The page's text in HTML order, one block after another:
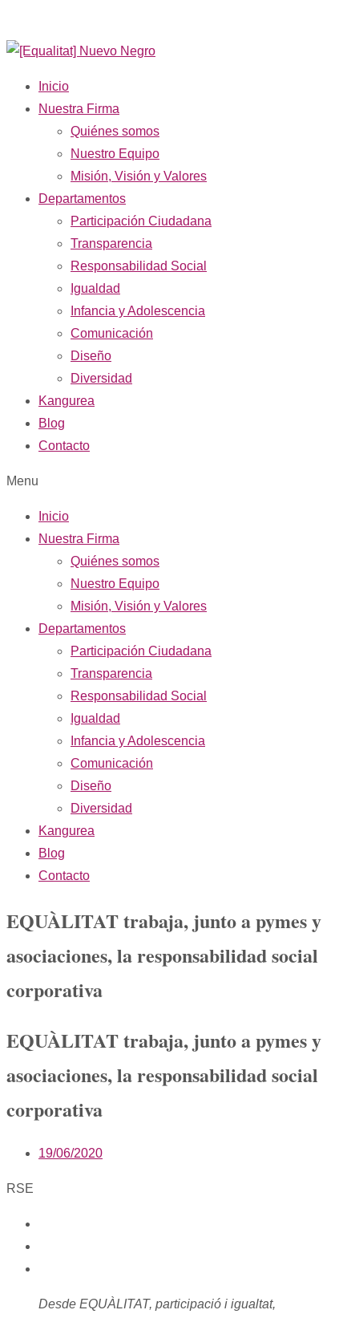
Inicio
Nuestra Firma
Quiénes somos
Nuestro Equipo
Misión, Visión y Valores
Departamentos
Participación Ciudadana
Transparencia
Responsabilidad Social
Igualdad
Infancia y Adolescencia
Comunicación
Diseño
Diversidad
Kangurea
Blog
Contacto
Menu
Inicio
Nuestra Firma
Quiénes somos
Nuestro Equipo
Misión, Visión y Valores
Departamentos
Participación Ciudadana
Transparencia
Responsabilidad Social
Igualdad
Infancia y Adolescencia
Comunicación
Diseño
Diversidad
Kangurea
Blog
Contacto
EQUÀLITAT trabaja, junto a pymes y
asociaciones, la responsabilidad social
corporativa
EQUÀLITAT trabaja, junto a pymes y
asociaciones, la responsabilidad social
corporativa
19/06/2020
RSE
Desde EQUÀLITAT, participació i igualtat,